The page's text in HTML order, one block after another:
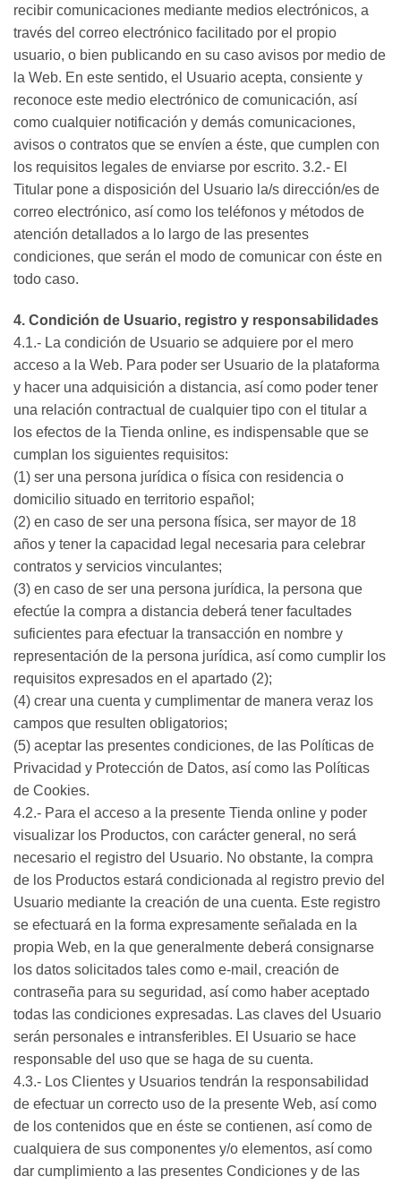
recibir comunicaciones mediante medios electrónicos, a
través del correo electrónico facilitado por el propio
usuario, o bien publicando en su caso avisos por medio de
la Web. En este sentido, el Usuario acepta, consiente y
reconoce este medio electrónico de comunicación, así
como cualquier notificación y demás comunicaciones,
avisos o contratos que se envíen a éste, que cumplen con
los requisitos legales de enviarse por escrito. 3.2.- El
Titular pone a disposición del Usuario la/s dirección/es de
correo electrónico, así como los teléfonos y métodos de
atención detallados a lo largo de las presentes
condiciones, que serán el modo de comunicar con éste en
todo caso.
4. Condición de Usuario, registro y responsabilidades
4.1.- La condición de Usuario se adquiere por el mero
acceso a la Web. Para poder ser Usuario de la plataforma
y hacer una adquisición a distancia, así como poder tener
una relación contractual de cualquier tipo con el titular a
los efectos de la Tienda online, es indispensable que se
cumplan los siguientes requisitos:
(1) ser una persona jurídica o física con residencia o
domicilio situado en territorio español;
(2) en caso de ser una persona física, ser mayor de 18
años y tener la capacidad legal necesaria para celebrar
contratos y servicios vinculantes;
(3) en caso de ser una persona jurídica, la persona que
efectúe la compra a distancia deberá tener facultades
suficientes para efectuar la transacción en nombre y
representación de la persona jurídica, así como cumplir los
requisitos expresados en el apartado (2);
(4) crear una cuenta y cumplimentar de manera veraz los
campos que resulten obligatorios;
(5) aceptar las presentes condiciones, de las Políticas de
Privacidad y Protección de Datos, así como las Políticas
de Cookies.
4.2.- Para el acceso a la presente Tienda online y poder
visualizar los Productos, con carácter general, no será
necesario el registro del Usuario. No obstante, la compra
de los Productos estará condicionada al registro previo del
Usuario mediante la creación de una cuenta. Este registro
se efectuará en la forma expresamente señalada en la
propia Web, en la que generalmente deberá consignarse
los datos solicitados tales como e-mail, creación de
contraseña para su seguridad, así como haber aceptado
todas las condiciones expresadas. Las claves del Usuario
serán personales e intransferibles. El Usuario se hace
responsable del uso que se haga de su cuenta.
4.3.- Los Clientes y Usuarios tendrán la responsabilidad
de efectuar un correcto uso de la presente Web, así como
de los contenidos que en éste se contienen, así como de
cualquiera de sus componentes y/o elementos, así como
dar cumplimiento a las presentes Condiciones y de las